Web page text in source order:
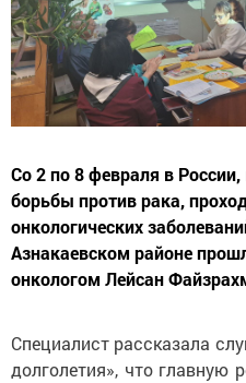
Со 2 по 8 февраля в
борьбы против рака,
онкологических
Азнакаевском районе
онкологом Лейсан
Специалист рассказала
долголетия», что главную